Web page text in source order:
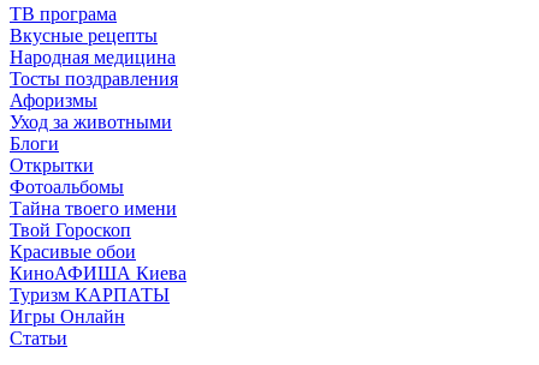
ТВ програма
Вкусные рецепты
Народная медицина
Тосты поздравления
Афоризмы
Уход за животными
Блоги
Открытки
Фотоальбомы
Тайна твоего имени
Твой Гороскоп
Красивые обои
КиноАФИША Киева
Туризм КАРПАТЫ
Игры Онлайн
Статьи